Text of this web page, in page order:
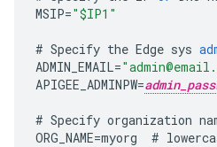
MSIP="$IP1"
# Specify the Edge sys
ADMIN_EMAIL=
APIGEE_ADMINPW=
# Specify organization
ORG_NAME=myorg #